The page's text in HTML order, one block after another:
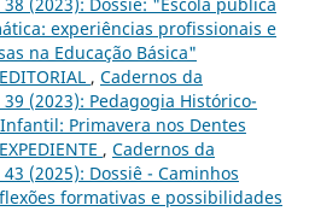
(2023): Dossiê: "Escola pública
experiências profissionais e
na Educação Básica"
EDITORIAL , Cadernos da
(2023): Pedagogia Histórico-
Primavera nos Dentes
EXPEDIENTE , Cadernos da
(2025): Dossiê - Caminhos
formativas e possibilidades